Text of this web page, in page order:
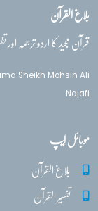
بلاغ القرآن
قرآن مجید کا اردو ترجمہ اور
Sheikh Mohsin Ali
Najafi
موبائل ایپ
بلاغ القرآن
تفسیر القرآن